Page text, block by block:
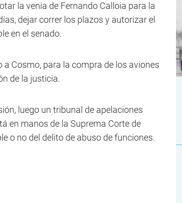
la venia de Fernando Calloia para la
dejar correr los plazos y autorizar el
en el senado.
Cosmo, para la compra de los aviones
de la justicia.
luego un tribunal de apelaciones
en manos de la Suprema Corte de
o no del delito de abuso de funciones.